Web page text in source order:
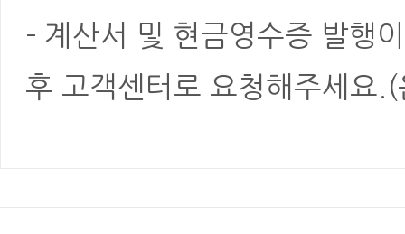
- 계산서 및 현금영수증 발행
후 고객센터로 요청해주세요